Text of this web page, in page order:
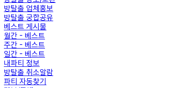
방탈출 업체홍보
방탈출 궁합공유
베스트 게시물
월간 - 베스트
주간 - 베스트
일간 - 베스트
내파티 정보
방탈출 취소알람
파티 자동찾기